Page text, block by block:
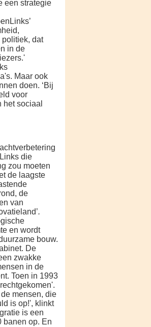
een strategie
dat
in de
Maar ook
doen. ‘Bij
voor
sociaal
die
zou moeten
de laagste
de
van
.
en wordt
bouw.
De
zwakke
in de
Toen in 1993
mensen, die
is op!', klinkt
is een
banen op. En